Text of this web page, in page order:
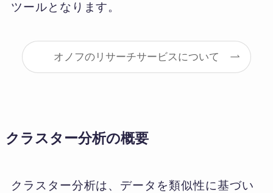
ツールとなります。
オノフのリサーチサービスについて
クラスター分析の概要
クラスター分析は、データを類似性に基づい